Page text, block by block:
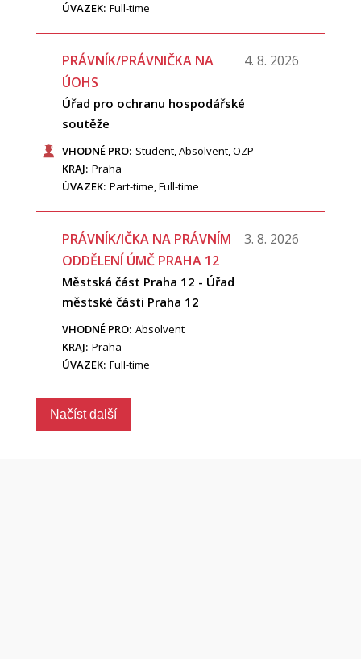
ÚVAZEK: Full-time
PRÁVNÍK/PRÁVNIČKA NA
ÚOHS
4. 8. 2026
Úřad pro ochranu hospodářské
soutěže
VHODNÉ PRO: Student, Absolvent, OZP
KRAJ: Praha
ÚVAZEK: Part-time, Full-time
PRÁVNÍK/IČKA NA PRÁVNÍM
ODDĚLENÍ ÚMČ PRAHA 12
3. 8. 2026
Městská část Praha 12 - Úřad
městské části Praha 12
VHODNÉ PRO: Absolvent
KRAJ: Praha
ÚVAZEK: Full-time
Načíst další